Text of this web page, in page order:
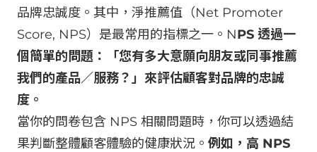
品牌忠誠度。其中，淨推薦值（Net Promoter
Score, NPS）是最常用的指標之一。NPS 透過一
個簡單的問題：「您有多大意願向朋友或同事推薦
我們的產品／服務？」來評估顧客對品牌的忠誠
度。
當你的問卷包含 NPS 相關問題時，你可以透過結
果判斷整體顧客體驗的健康狀況。 例如，高 NPS